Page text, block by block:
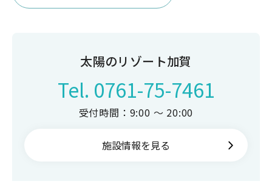
太陽のリゾート加賀
Tel. 0761-75-7461
受付時間：9:00 ～ 20:00
施設情報を見る